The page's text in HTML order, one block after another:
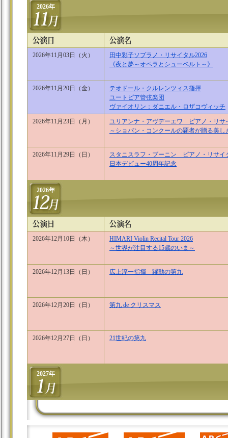
2026年
2026年11月03日（火）
田中彩子ソプラノ・リサイタル2026
《夜と夢～オペラとシューベルト～》
2026年11月20日（金）
テオドール・クルレンツィス指揮
ユートピア管弦楽団
ヴァイオリン：ダニエル・ロザコヴィッチ
2026年11月23日（月）
ユリアンナ・アヴデーエワ ピアノ・リサ
～ショパン・コンクールの覇者が贈る美
2026年11月29日（日）
スタニスラフ・ブーニン ピアノ・リサイ
日本デビュー40周年記念
2026年
2026年12月10日（木）
HIMARI Violin Recital Tour 2026
～世界が注目する15歳のいま～
2026年12月13日（日） 広上淳一指揮 躍動の第九
2026年12月20日（日） 第九 de クリスマス
2026年12月27日（日） 21世紀の第九
2027年